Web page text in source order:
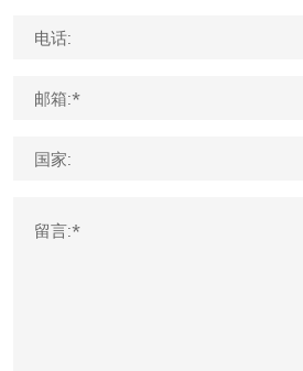
电话:
邮箱:*
国家:
留言:*